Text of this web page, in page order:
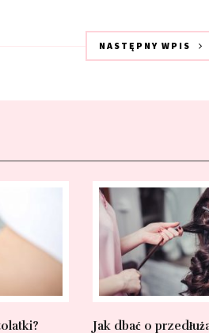
NASTĘPNY WPIS
Jak dbać o